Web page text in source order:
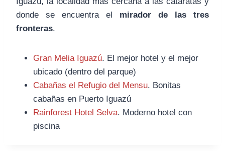
donde se encuentra el mirador de las tres
fronteras.
Gran Melia Iguazú. El mejor hotel y el mejor
ubicado (dentro del parque)
Cabañas el Refugio del Mensu. Bonitas
cabañas en Puerto Iguazú
Rainforest Hotel Selva. Moderno hotel con
piscina